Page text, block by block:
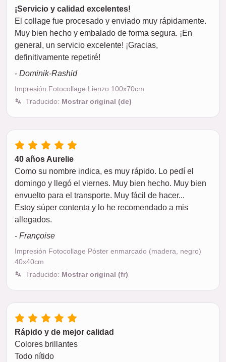
¡Servicio y calidad excelentes!
El collage fue procesado y enviado muy rápidamente.
Muy bien hecho y embalado de forma segura. ¡En
general, un servicio excelente! ¡Gracias,
definitivamente repetiré!
- Dominik-Rashid
Impresión Fotocollage Lienzo 100x70cm
Traducido: Mostrar original (de)
40 años Aurelie
Como su nombre indica, es muy rápido. Lo pedí el
domingo y llegó el viernes. Muy bien hecho. Muy bien
envuelto para el transporte. Muy fácil de hacer...
Estoy súper contenta y lo he recomendado a mis
allegados.
- Françoise
Impresión Fotocollage Póster enmarcado (madera, negro)
40x40cm
Traducido: Mostrar original (fr)
Rápido y de mejor calidad
Colores brillantes
Todo nítido